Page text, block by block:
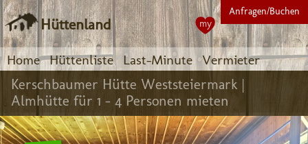
Hüttenland
Home Hüttenliste Last-Minute Vermieter
Anfragen/Buchen
my
Kerschbaumer Hütte Weststeiermark |
Almhütte für 1 - 4 Personen mieten